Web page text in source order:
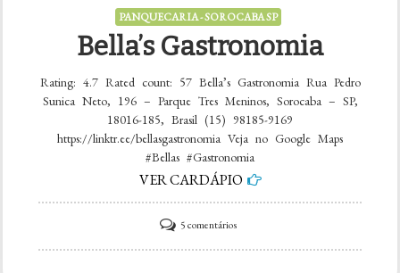
PANQUECARIA - SOROCABA SP
Bella’s Gastronomia
Rating: 4.7 Rated count: 57 Bella’s Gastronomia Rua Pedro
Sunica Neto, 196 – Parque Tres Meninos, Sorocaba – SP,
18016-185, Brasil (15) 98185-9169
https://linktr.ee/bellasgastronomia Veja no Google Maps
#Bellas #Gastronomia
VER CARDÁPIO
5 comentáriosem
Bella’s